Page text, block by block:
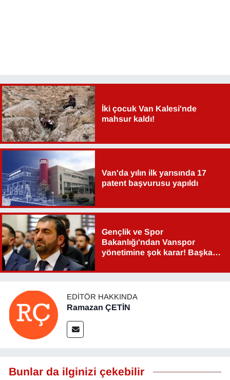
İki çocuk Van Kalesi'nde
mahsur kaldı!
Van'da yılın ilk yarısında 17
patent başvurusu yapıldı
Gençlik ve Spor
Bakanlığı'ndan Vanspor
yönetimine şok karar! Başkan
EDITÖR HAKKINDA
Ramazan ÇETİN
Bunlar da ilginizi çekebilir